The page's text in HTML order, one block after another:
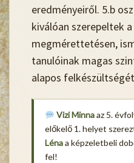
eredményeiről. 5.b
kiválóan szerepeltek
megmérettetésen,
tanulóinak magas
alapos
Vizi Minnaaz 5.
előkelő 1. helyet
Lénaa képzeletbeli
fel!